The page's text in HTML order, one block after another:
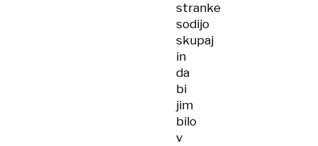
stranke
sodijo
skupaj
in
da
bi
jim
bilo
v